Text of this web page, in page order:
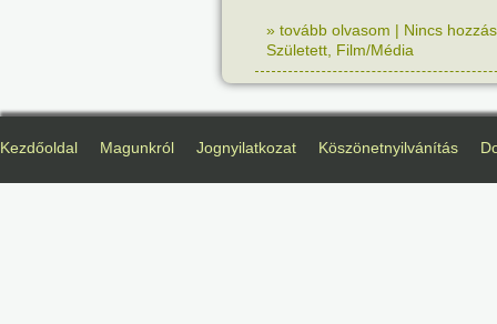
» tovább olvasom | Nincs
Született Film/Média
Kezdőoldal Magunkról Jognyilatkozat Köszönetnyilvánítás